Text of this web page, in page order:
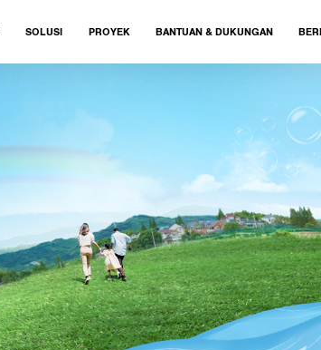
SOLUSI PROYEK BANTUAN & DUKUNGAN